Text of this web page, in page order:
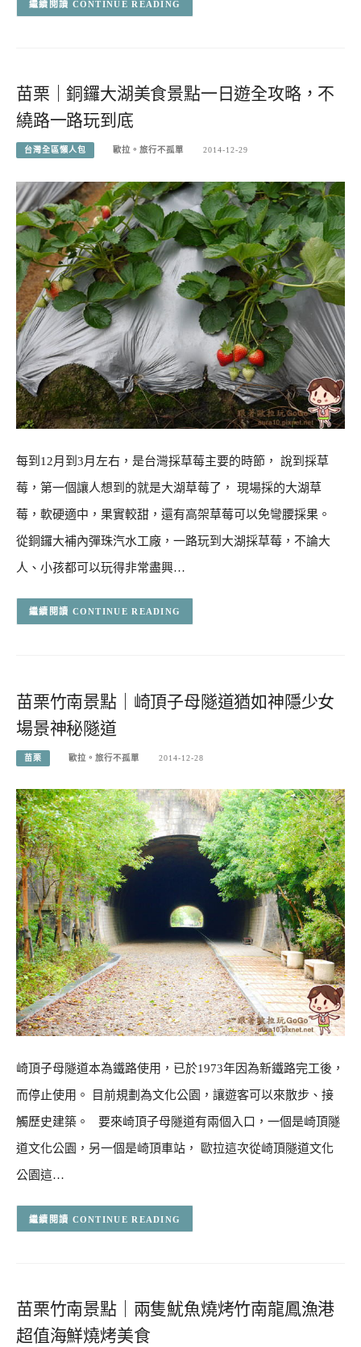
CONTINUE READING
苗栗｜銅鑼大湖美食景點一日遊全攻略，不
繞路一路玩到底
台灣全區懶人包 歐拉。旅行不孤單 2014-12-29
每到12月到3月左右，是台灣採草莓主要的時節， 說到採草
莓，第一個讓人想到的就是大湖草莓了， 現場採的大湖草
莓，軟硬適中，果實較甜，還有高架草莓可以免彎腰採果。
從銅鑼大補內彈珠汽水工廠，一路玩到大湖採草莓，不論大
人、小孩都可以玩得非常盡興…
CONTINUE READING
苗栗竹南景點｜崎頂子母隧道猶如神隱少女
場景神秘隧道
苗栗 歐拉。旅行不孤單 2014-12-28
崎頂子母隧道本為鐵路使用，已於1973年因為新鐵路完工後，
而停止使用。 目前規劃為文化公園，讓遊客可以來散步、接
觸歷史建築。 要來崎頂子母隧道有兩個入口，一個是崎頂隧
道文化公園，另一個是崎頂車站， 歐拉這次從崎頂隧道文化
公園這…
CONTINUE READING
苗栗竹南景點｜兩隻魷魚燒烤竹南龍鳳漁港
超值海鮮燒烤美食